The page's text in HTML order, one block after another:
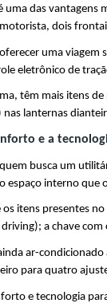
uma das vantagens
dois
uma viagem
eletrônico de
têm mais itens
nas lanternas
e a
busca um
espaço interno que
os itens presentes
driving); a chave
ar-
para quatro
e tecnologia